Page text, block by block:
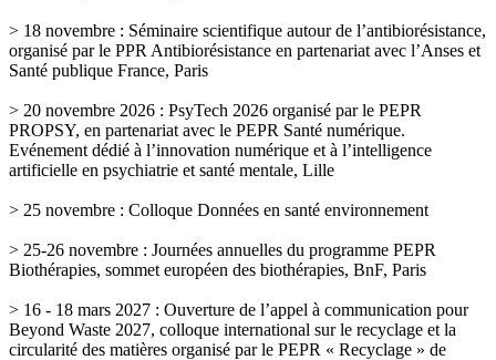
> 18 novembre : Séminaire scientifique autour de l’antibiorésistance,
organisé par le PPR Antibiorésistance en partenariat avec l’Anses et
Santé publique France, Paris
> 20 novembre 2026 : PsyTech 2026 organisé par le PEPR
PROPSY, en partenariat avec le PEPR Santé numérique.
Evénement dédié à l’innovation numérique et à l’intelligence
artificielle en psychiatrie et santé mentale, Lille
> 25 novembre : Colloque Données en santé environnement
> 25-26 novembre : Journées annuelles du programme PEPR
Biothérapies, sommet européen des biothérapies, BnF, Paris
> 16 - 18 mars 2027 : Ouverture de l’appel à communication pour
Beyond Waste 2027, colloque international sur le recyclage et la
circularité des matières organisé par le PEPR « Recyclage » de